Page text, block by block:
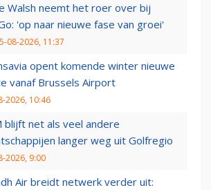
Walsh neemt het roer over bij
'op naar nieuwe fase van groei'
08-2026, 11:37
opent komende winter nieuwe
vanaf Brussels Airport
2026, 10:46
blijft net als veel andere
langer weg uit Golfregio
2026, 9:00
Air breidt netwerk verder uit: